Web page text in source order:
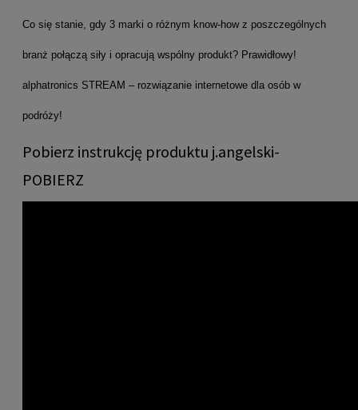
Co się stanie, gdy 3 marki o różnym know-how z poszczególnych
branż połączą siły i opracują wspólny produkt? Prawidłowy!
alphatronics STREAM – rozwiązanie internetowe dla osób w
podróży!
Pobierz instrukcję produktu j.angelski-
POBIERZ